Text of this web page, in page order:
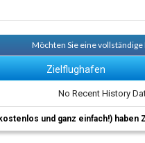
Möchten Sie eine
Zielflughafen
No Recent History
und ganz einfach!)